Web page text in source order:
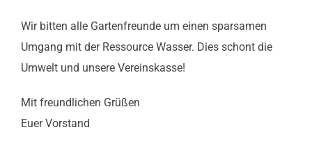
Wir bitten alle Gartenfreunde um einen sparsamen
Umgang mit der Ressource Wasser. Dies schont die
Umwelt und unsere Vereinskasse!
Mit freundlichen Grüßen
Euer Vorstand